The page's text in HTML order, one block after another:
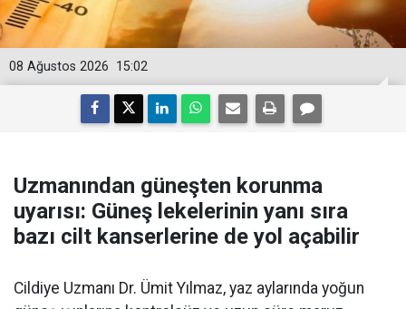
15:02
08 Ağustos 2026
Uzmanından güneşten korunma
uyarısı: Güneş lekelerinin yanı sıra
bazı cilt kanserlerine de yol açabilir
Cildiye Uzmanı Dr. Ümit Yılmaz, yaz aylarında yoğun